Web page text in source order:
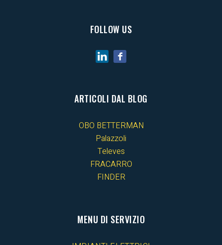
FOLLOW US
ARTICOLI DAL BLOG
OBO BETTERMAN
Palazzoli
Televes
FRACARRO
FINDER
MENU DI SERVIZIO